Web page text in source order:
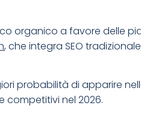
organico a favore delle
, che integra SEO
probabilità di apparire
competitivi nel 2026.